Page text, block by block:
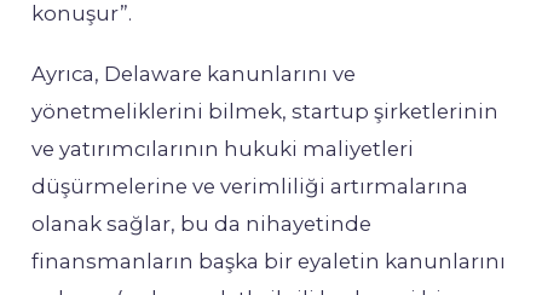
konuşur”.
Ayrıca, Delaware kanunlarını ve
yönetmeliklerini bilmek, startup şirketlerinin
ve yatırımcılarının hukuki maliyetleri
düşürmelerine ve verimliliği artırmalarına
olanak sağlar, bu da nihayetinde
finansmanların başka bir eyaletin kanunlarını